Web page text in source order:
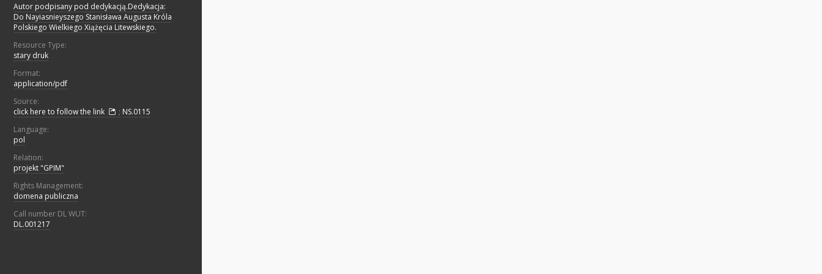
Autor podpisany pod dedykacją.Dedykacja:
Do Nayiasnieyszego Stanisława Augusta Króla
Polskiego Wielkiego Xiążęcia Litewskiego.
Resource Type:
stary druk
Format:
application/pdf
Source:
click here to follow the link
; NS.0115
Language:
pol
Relation:
projekt "GPIM"
Rights Management:
domena publiczna
Call number DL WUT:
DL.001217